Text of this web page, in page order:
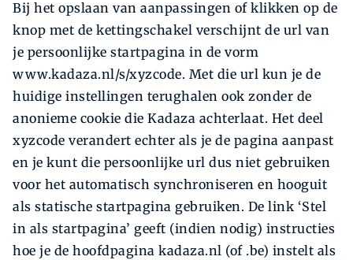
Bij het opslaan van aanpassingen of klikken op de
knop met de kettingschakel verschijnt de url van
je persoonlijke startpagina in de vorm
www.kadaza.nl/s/xyzcode. Met die url kun je de
huidige instellingen terughalen ook zonder de
anonieme cookie die Kadaza achterlaat. Het deel
xyzcode verandert echter als je de pagina aanpast
en je kunt die persoonlijke url dus niet gebruiken
voor het automatisch synchroniseren en hooguit
als statische startpagina gebruiken. De link ‘Stel
in als startpagina’ geeft (indien nodig) instructies
hoe je de hoofdpagina kadaza.nl (of .be) instelt als